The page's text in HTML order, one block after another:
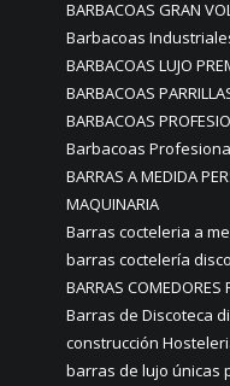
BARBACOAS GRAN
Barbacoas
BARBACOAS LUJO
BARBACOAS
BARBACOAS
Barbacoas
BARRAS A MEDIDA
MAQUINARIA
Barras cocteleria a
barras coctelería
BARRAS COMEDORES
Barras de Discoteca
construcción
barras de lujo únicas